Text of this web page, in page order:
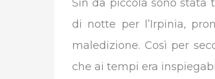
Sin da piccola sono stata
di notte per l’Irpinia,
maledizione. Così per
che ai tempi era